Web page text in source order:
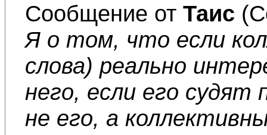
Сообщение от Таис
Я о том, что если
слова) реально
него, если его
не его, а